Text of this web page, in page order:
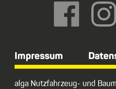
Impressum
alga Nutzfahrzeug- und